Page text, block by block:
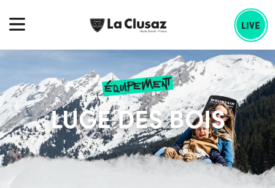
:
content
LIVE
équipement
LUGE DES BOIS